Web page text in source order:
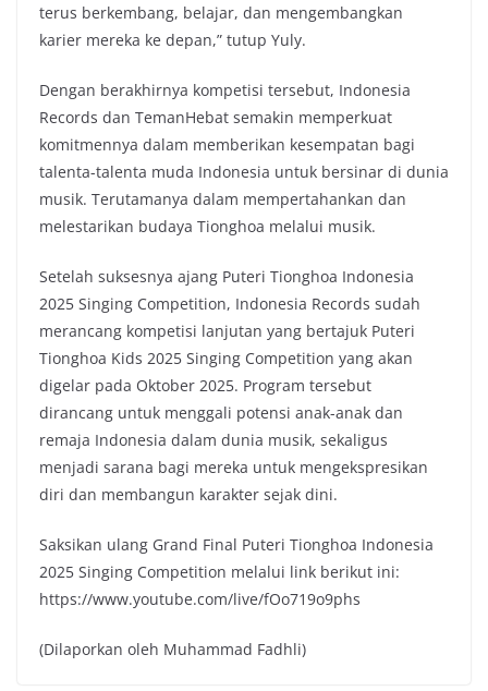
terus berkembang, belajar, dan mengembangkan
karier mereka ke depan,” tutup Yuly.
Dengan berakhirnya kompetisi tersebut, Indonesia
Records dan TemanHebat semakin memperkuat
komitmennya dalam memberikan kesempatan bagi
talenta-talenta muda Indonesia untuk bersinar di dunia
musik. Terutamanya dalam mempertahankan dan
melestarikan budaya Tionghoa melalui musik.
Setelah suksesnya ajang Puteri Tionghoa Indonesia
2025 Singing Competition, Indonesia Records sudah
merancang kompetisi lanjutan yang bertajuk Puteri
Tionghoa Kids 2025 Singing Competition yang akan
digelar pada Oktober 2025. Program tersebut
dirancang untuk menggali potensi anak-anak dan
remaja Indonesia dalam dunia musik, sekaligus
menjadi sarana bagi mereka untuk mengekspresikan
diri dan membangun karakter sejak dini.
Saksikan ulang Grand Final Puteri Tionghoa Indonesia
2025 Singing Competition melalui link berikut ini:
https://www.youtube.com/live/fOo719o9phs
(Dilaporkan oleh Muhammad Fadhli)